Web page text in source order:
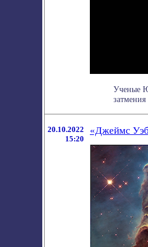
Ученые
20.10.2022
15:20
«Джеймс